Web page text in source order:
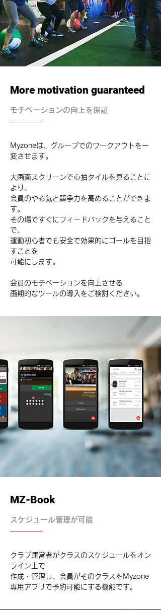
More motivation guaranteed
モチベーションの向上を保証
Myzoneは、グループでのワークアウトを一
変させます。
大画面スクリーンで心拍タイルを見ることに
より、
会員のやる気と競争力を高めることができま
す。
その場ですぐにフィードバックを与えること
で、
運動初心者でも安全で効果的にゴールを目指
すことを
可能にします。
会員のモチベーションを向上させる
画期的なツールの導入をご検討ください。
MZ-Book
スケジュール管理が可能
クラブ運営者がクラスのスケジュールをオン
ライン上で
作成・管理し、会員がそのクラスをMyzone
専用アプリで予約可能にする機能です。